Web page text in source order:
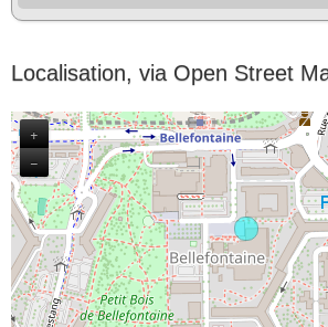
Localisation, via Open Street
+
−